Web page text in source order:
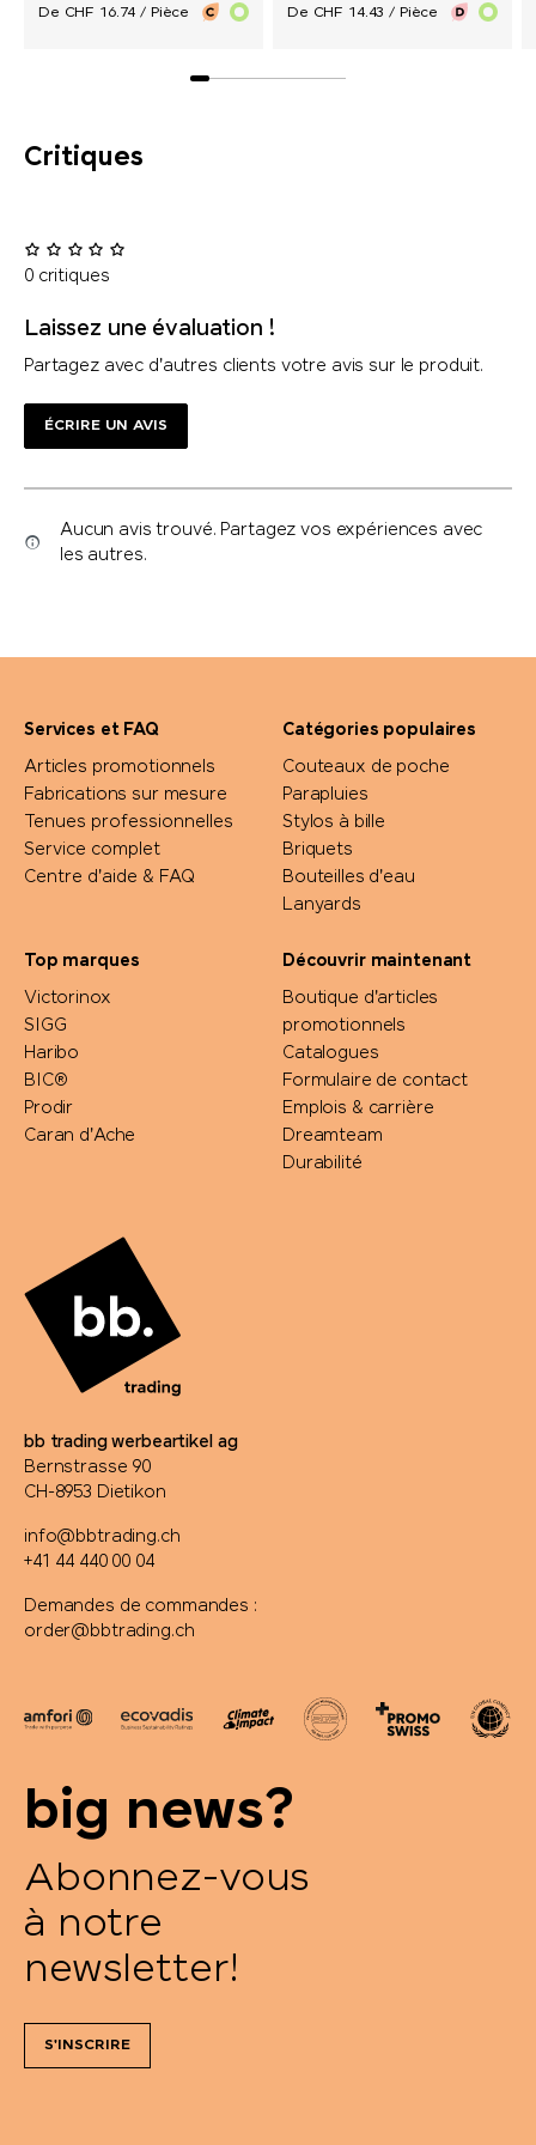
De CHF 16.74 / Pièce De CHF 14.43 / Pièce
Critiques
0 critiques
Laissez une évaluation !
Partagez avec d'autres clients votre avis sur le produit.
ÉCRIRE UN AVIS
Aucun avis trouvé. Partagez vos expériences avec
les autres.
Services et FAQ
Articles promotionnels
Fabrications sur mesure
Tenues professionnelles
Service complet
Centre d'aide & FAQ
Catégories populaires
Couteaux de poche
Parapluies
Stylos à bille
Briquets
Bouteilles d'eau
Lanyards
Top marques
Victorinox
SIGG
Haribo
BIC®
Prodir
Caran d'Ache
Découvrir maintenant
Boutique d'articles
promotionnels
Catalogues
Formulaire de contact
Emplois & carrière
Dreamteam
Durabilité
bb trading werbeartikel ag
Bernstrasse 90
CH-8953 Dietikon
info@bbtrading.ch
+41 44 440 00 04
Demandes de commandes :
order@bbtrading.ch
big news?
Abonnez-vous
à notre
newsletter!
S'INSCRIRE